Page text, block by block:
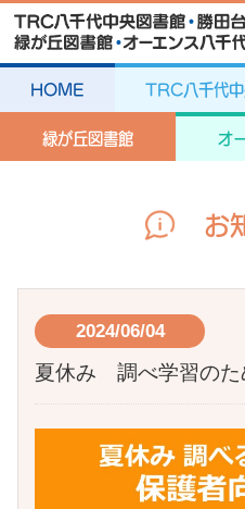
HOME TRC八千代中
緑が丘図書館 オ
お
2024/06/04
夏休み 調べ学習のた